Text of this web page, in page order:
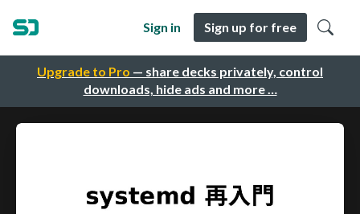
Upgrade to Pro — share decks privately, control
downloads, hide ads and more …
Sign in Sign up for free